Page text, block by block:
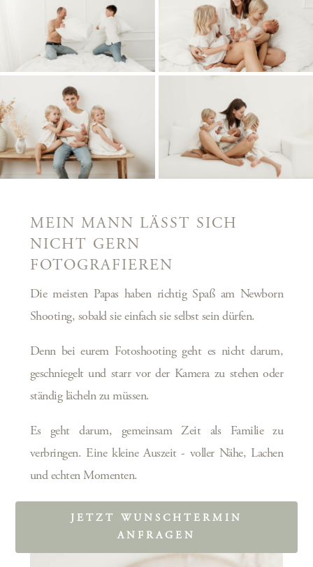
MEIN MANN LÄSST SICH
NICHT GERN
FOTOGRAFIEREN
Die meisten Papas haben richtig Spaß am Newborn
Shooting, sobald sie einfach sie selbst sein dürfen.
Denn bei eurem Fotoshooting geht es nicht darum,
geschniegelt und starr vor der Kamera zu stehen oder
ständig lächeln zu müssen.
Es geht darum, gemeinsam Zeit als Familie zu
verbringen. Eine kleine Auszeit - voller Nähe, Lachen
und echten Momenten.
JETZT WUNSCHTERMIN
ANFRAGEN